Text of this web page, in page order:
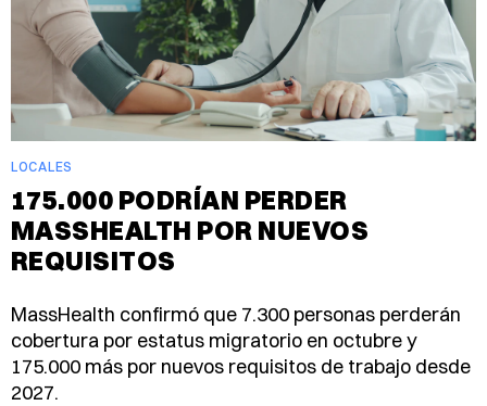
LOCALES
175.000 PODRÍAN PERDER
MASSHEALTH POR NUEVOS
REQUISITOS
MassHealth confirmó que 7.300 personas perderán
cobertura por estatus migratorio en octubre y
175.000 más por nuevos requisitos de trabajo desde
2027.